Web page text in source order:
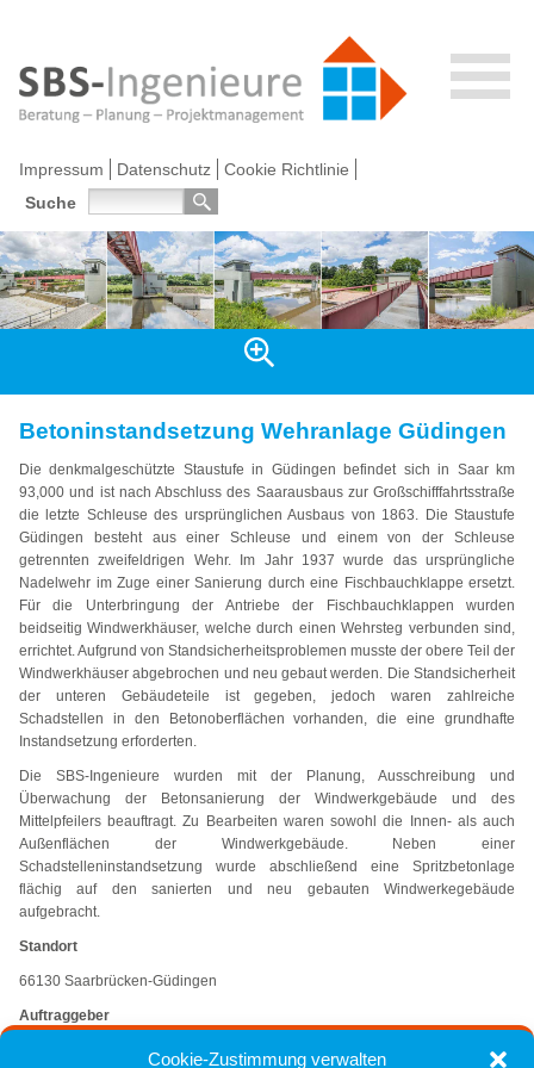
Cookie-Zustimmung verwalten
Impressum Datenschutz
Cookie Richtlinie
Suche
Betoninstandsetzung Wehranlage Güdingen
Die denkmalgeschützte Staustufe in Güdingen befindet sich in Saar km
93,000 und ist nach Abschluss des Saarausbaus zur Großschifffahrtsstraße
die letzte Schleuse des ursprünglichen Ausbaus von 1863. Die Staustufe
Güdingen besteht aus einer Schleuse und einem von der Schleuse
getrennten zweifeldrigen Wehr. Im Jahr 1937 wurde das ursprüngliche
Nadelwehr im Zuge einer Sanierung durch eine Fischbauchklappe ersetzt.
Für die Unterbringung der Antriebe der Fischbauchklappen wurden
beidseitig Windwerkhäuser, welche durch einen Wehrsteg verbunden sind,
errichtet. Aufgrund von Standsicherheitsproblemen musste der obere Teil der
Windwerkhäuser abgebrochen und neu gebaut werden. Die Standsicherheit
der unteren Gebäudeteile ist gegeben, jedoch waren zahlreiche
Schadstellen in den Betonoberflächen vorhanden, die eine grundhafte
Instandsetzung erforderten.
Die SBS-Ingenieure wurden mit der Planung, Ausschreibung und
Überwachung der Betonsanierung der Windwerkgebäude und des
Mittelpfeilers beauftragt. Zu Bearbeiten waren sowohl die Innen- als auch
Außenflächen der Windwerkgebäude. Neben einer
Schadstelleninstandsetzung wurde abschließend eine Spritzbetonlage
flächig auf den sanierten und neu gebauten Windwerkegebäude
aufgebracht.
Standort
66130 Saarbrücken-Güdingen
Auftraggeber
franz conen Architekturbüro